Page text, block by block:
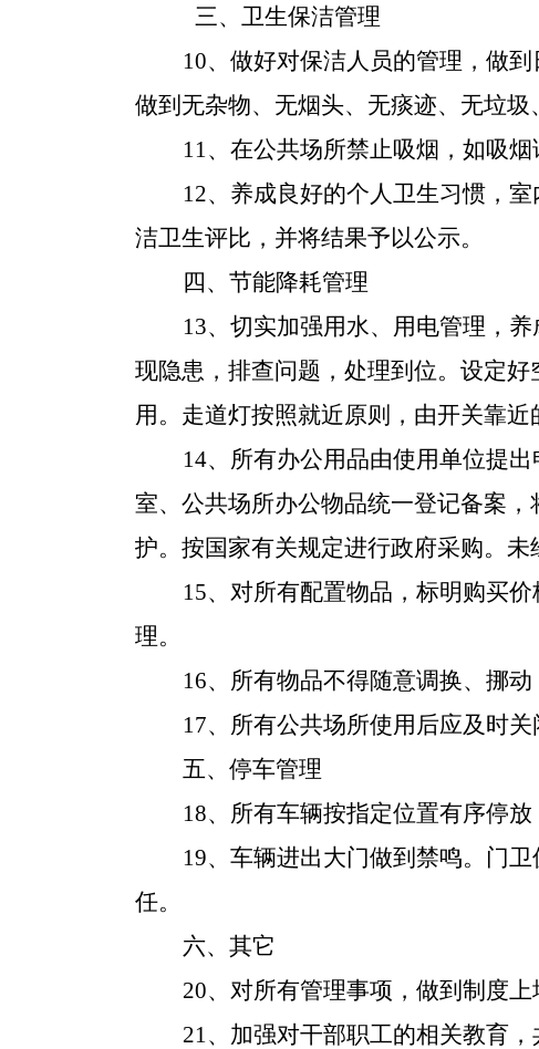
三、卫生保洁管理
10、做好对保洁人员的管理，做
做到无杂物、无烟头、无痰迹、无垃圾
11、在公共场所禁止吸烟，如吸
12、养成良好的个人卫生习惯，
洁卫生评比，并将结果予以公示。
四、节能降耗管理
13、切实加强用水、用电管理，
现隐患，排查问题，处理到位。设定
用。走道灯按照就近原则，由开关靠近
14、所有办公用品由使用单位提
室、公共场所办公物品统一登记备案
护。按国家有关规定进行政府采购。未
15、对所有配置物品，标明购买
理。
16、所有物品不得随意调换、挪
17、所有公共场所使用后应及时
五、停车管理
18、所有车辆按指定位置有序停
19、车辆进出大门做到禁鸣。门
任。
六、其它
20、对所有管理事项，做到制度上
21、加强对干部职工的相关教育，